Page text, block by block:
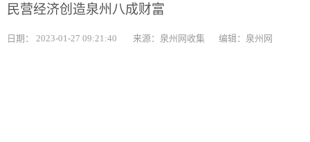
民营经济创造泉州八成财富
日期： 2023-01-27 09:21:40 来源：泉州网收集 编辑：泉州网